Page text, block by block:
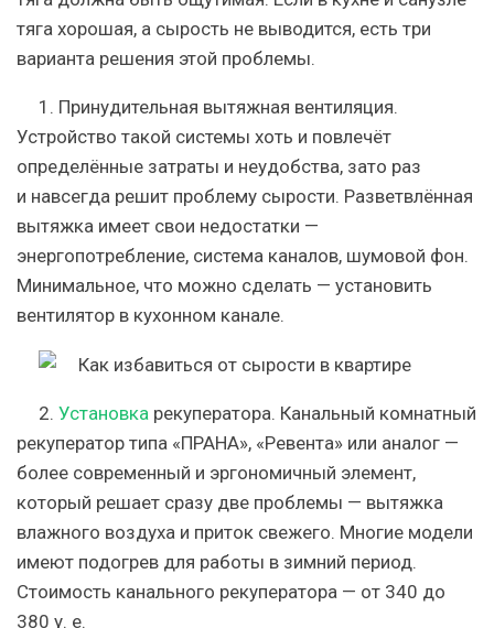
тяга хорошая, а сырость не выводится, есть три
варианта решения этой проблемы.
1. Принудительная вытяжная вентиляция.
Устройство такой системы хоть и повлечёт
определённые затраты и неудобства, зато раз
и навсегда решит проблему сырости. Разветвлённая
вытяжка имеет свои недостатки —
энергопотребление, система каналов, шумовой фон.
Минимальное, что можно сделать — установить
вентилятор в кухонном канале.
2. Установка рекуператора. Канальный комнатный
рекуператор типа «ПРАНА», «Ревента» или аналог —
более современный и эргономичный элемент,
который решает сразу две проблемы — вытяжка
влажного воздуха и приток свежего. Многие модели
имеют подогрев для работы в зимний период.
Стоимость канального рекуператора — от 340 до
380 у. е.